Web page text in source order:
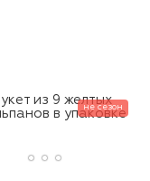
не сезон